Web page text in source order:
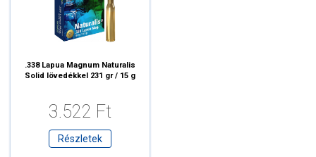
.338 Lapua Magnum Naturalis
Solid lövedékkel 231 gr / 15 g
3.522 Ft
Részletek